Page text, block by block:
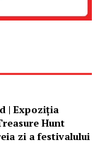
| Expoziţia
Hunt
zi a festivalului